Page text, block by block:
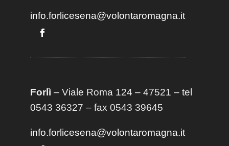
info.forlicesena@volontaromagna.it
Forlì – Viale Roma 124 – 47521 – tel
0543 36327 – fax 0543 39645
info.forlicesena@volontaromagna.it